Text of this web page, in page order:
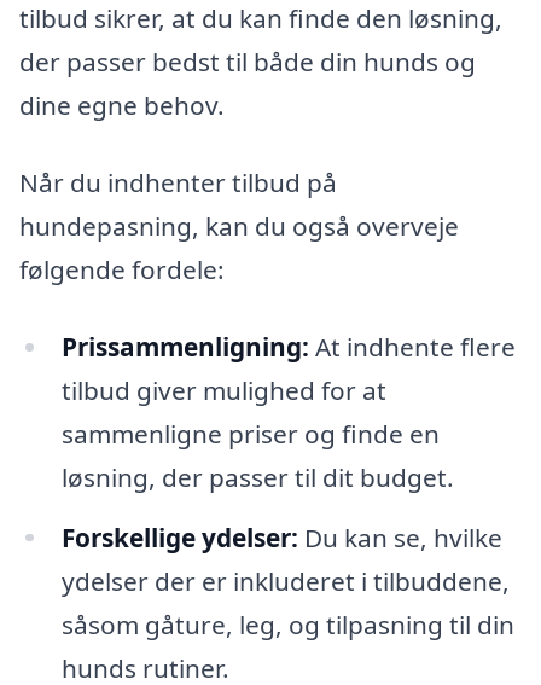
tilbud sikrer, at du kan finde den løsning,
der passer bedst til både din hunds og
dine egne behov.
Når du indhenter tilbud på
hundepasning, kan du også overveje
følgende fordele:
Prissammenligning: At indhente flere
tilbud giver mulighed for at
sammenligne priser og finde en
løsning, der passer til dit budget.
Forskellige ydelser: Du kan se, hvilke
ydelser der er inkluderet i tilbuddene,
såsom gåture, leg, og tilpasning til din
hunds rutiner.